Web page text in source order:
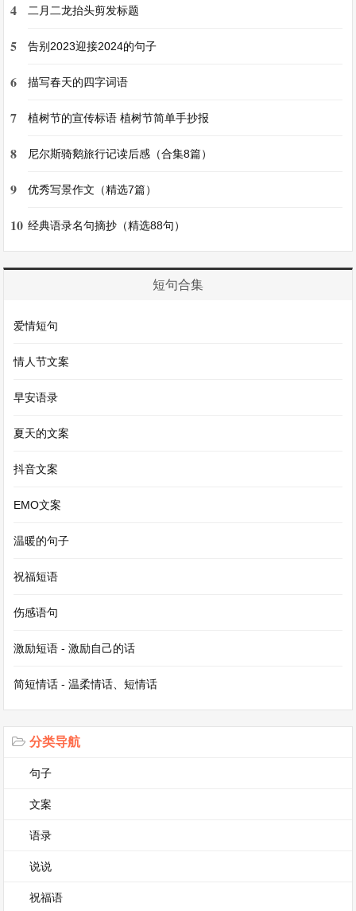
我踏上了一段神奇而变态的旅行。我乘坐的船是用
一样，在海底行走。还有全身发光的鲨鱼，它们的
牙齿是彩色的。突然，一个巨大的漩涡把我的船吸
果的地方。那里的云朵是棉花糖，雨滴是果汁。我
在这个甜蜜的世界里走着，却不小心掉进了一个陷
阱，陷阱里全是蠕动的虫子，吓得我拼命挣扎，才
发现这原来是一场梦，真是一场变态的梦之旅。
《会魔法的小镇》
我误入了一个会魔法的小镇，这里的一切都很变
态。房子的门是用嘴巴做的，只要说出密码，它就
上，它们会发出不同颜色的光，还会弯曲着指向不
同的方向。小镇的居民们都有神奇的魔法，有的人
然后开着它到处跑。我在这个小镇里小心翼翼地走
着，生怕不小心触犯了什么魔法规则，被变成奇怪
镇。
在一个偏僻的角落，有一座诡异的实验室。我偷偷
溜了进去，里面的景象让我惊呆了。瓶子里装着各
种奇怪的生物，有的是长着翅膀的蛇，有的是有着
了出来，它的眼睛是两个灯泡，身体是用各种金属
零件拼凑而成的。它向我伸出手，手里拿着一个注
射器，里面装着绿色的液体，看起来非常可怕。我
4 二月二龙抬头剪发标题
5 告别2023迎接2024的句子
6 描写春天的四字词语
7 植树节的宣传标语 植树节简单手抄报
8 尼尔斯骑鹅旅行记读后感（合集8篇）
9 优秀写景作文（精选7篇）
10 经典语录名句摘抄（精选88句）
短句合集
爱情短句
情人节文案
早安语录
夏天的文案
抖音文案
EMO文案
温暖的句子
祝福短语
伤感语句
激励短语 - 激励自己的话
简短情话 - 温柔情话、短情话
分类导航
句子
文案
语录
说说
祝福语